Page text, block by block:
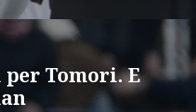
Tomori. E